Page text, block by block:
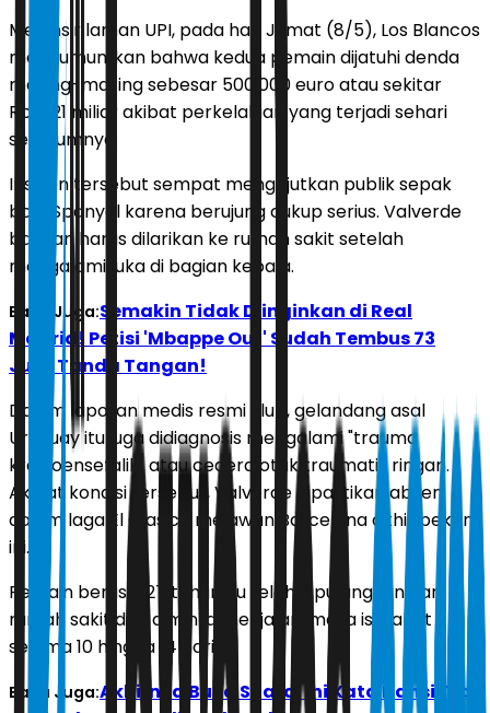
Melansir laman UPI, pada hari Jumat (8/5), Los Blancos
mengumumkan bahwa kedua pemain dijatuhi denda
masing-masing sebesar 500.000 euro atau sekitar
Rp10,21 miliar akibat perkelahian yang terjadi sehari
sebelumnya.
Insiden tersebut sempat mengejutkan publik sepak
bola Spanyol karena berujung cukup serius. Valverde
bahkan harus dilarikan ke rumah sakit setelah
mengalami luka di bagian kepala.
Baca Juga:Semakin Tidak Diinginkan di Real
Madrid! Petisi 'Mbappe Out' Sudah Tembus 73
Juta Tanda Tangan!
Dalam laporan medis resmi klub, gelandang asal
Uruguay itu juga didiagnosis mengalami "trauma
kranioensefalik" atau cedera otak traumatis ringan.
Akibat kondisi tersebut, Valverde dipastikan absen
dalam laga El Clasico melawan Barcelona akhir pekan
ini.
Pemain berusia 27 tahun itu telah dipulangkan dari
rumah sakit dan diminta menjalani masa istirahat
selama 10 hingga 14 hari.
Baca Juga:Akhirnya Buka Suara, Ini Kata Hansi Flick